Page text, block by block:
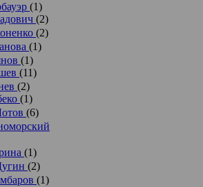
(1)
(2)
(2)
(1)
(1)
(11)
(2)
(1)
(6)
(1)
(2)
(1)